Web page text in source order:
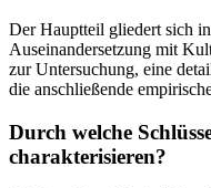
Der Hauptteil gliedert sich
Auseinandersetzung mit
zur Untersuchung, eine
die anschließende
Durch welche
charakterisieren?